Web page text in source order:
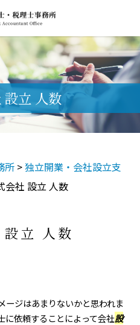
設立 人数
所 >独立開業・会社設立支
会社 設立 人数
立 人数
ージはあまりないかと思われま
に依頼することによって会社設